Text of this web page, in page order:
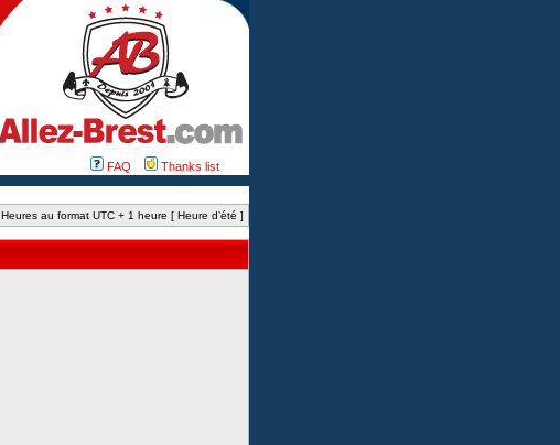
FAQ Thanks list
Heures au format UTC + 1 heure [ Heure d’été ]